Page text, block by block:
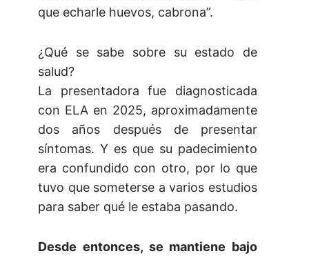
que echarle huevos, cabrona”.
¿Qué se sabe sobre su estado de
salud?
La presentadora fue diagnosticada
con ELA en 2025, aproximadamente
dos años después de presentar
síntomas. Y es que su padecimiento
era confundido con otro, por lo que
tuvo que someterse a varios estudios
para saber qué le estaba pasando.
Desde entonces, se mantiene bajo